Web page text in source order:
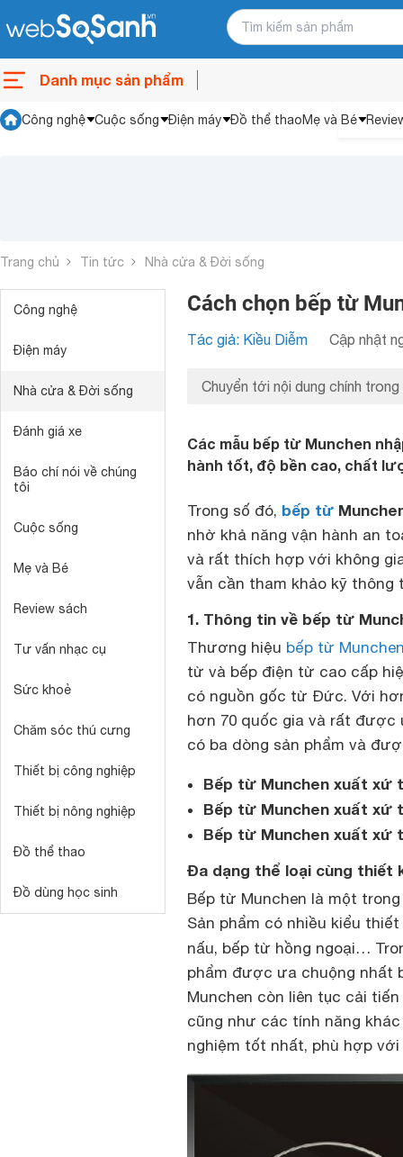
Danh mục sản phẩm
Công nghệ Cuộc sống Điện máy Đồ thể thaoMẹ và Bé
Trang chủ Tin tức Nhà cửa & Đời sống
Công nghệ
Điện máy
Nhà cửa & Đời sống
Đánh giá xe
Báo chí nói về chúng
tôi
Cuộc sống
Mẹ và Bé
Review sách
Tư vấn nhạc cụ
Sức khoẻ
Chăm sóc thú cưng
Thiết bị công nghiệp
Thiết bị nông nghiệp
Đồ thể thao
Đồ dùng học sinh
Cách chọn bếp từ
Tác giả: Kiều Diễm Cập nhật
Chuyển tới nội dung chính trong
Các mẫu bếp từ Munchen
hành tốt, độ bền cao, chất
Trong số đó, bếp từ
nhờ khả năng vận hành an
và rất thích hợp với không
vẫn cần tham khảo kỹ
1. Thông tin về bếp từ
Thương hiệu bếp từ
từ và bếp điện từ cao cấp
có nguồn gốc từ Đức. Với
hơn 70 quốc gia và rất được
có ba dòng sản phẩm và
Bếp từ Munchen xuất xứ
Bếp từ Munchen xuất xứ
Bếp từ Munchen xuất xứ
Đa dạng thể loại cùng thiết
Bếp từ Munchen là một
Sản phẩm có nhiều kiểu
nấu, bếp từ hồng ngoại…
phẩm được ưa chuộng nhất
Munchen còn liên tục cải
cũng như các tính năng
nghiệm tốt nhất, phù hợp